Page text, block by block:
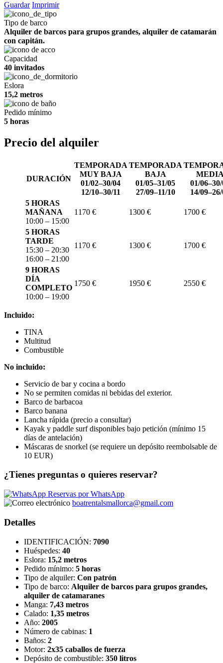
Guardar Imprimir
Tipo de barco
Alquiler de barcos para grupos grandes, alquiler de catamarán
con capitán.
Capacidad
40 invitados
Eslora
15,2 metros
Pedido mínimo
5 horas
Precio del alquiler
DURACIÓN
TEMPORADA
MUY BAJA
01/02–30/04
12/10–30/11
TEMPORADA
BAJA
01/05–31/05
27/09–11/10
01/
14/
5 HORAS
MAÑANA
10:00 – 15:00
1170 € 1300 € 1700 €
5 HORAS
TARDE
15:30 – 20:30
16:00 – 21:00
1170 € 1300 € 1700 €
9 HORAS
DÍA
COMPLETO
10:00 – 19:00
1750 € 1950 € 2550 €
Incluido:
TINA
Multitud
Combustible
No incluido:
Servicio de bar y cocina a bordo
No se permiten comidas ni bebidas del exterior.
Barco de barbacoa
Barco banana
Lancha rápida (precio a consultar)
Kayak y paddle surf disponibles bajo petición (mínimo 15
días de antelación)
Máscaras de snorkel (se requiere un depósito reembolsable de
10 EUR)
¿Tienes preguntas o quieres reservar?
Reservas por WhatsApp
boatrentalsmallorca@gmail.com
Detalles
IDENTIFICACIÓN: 7090
Huéspedes: 40
Eslora: 15,2 metros
Pedido mínimo: 5 horas
Tipo de alquiler: Con patrón
Tipo de barco: Alquiler de barcos para grupos grandes,
alquiler de catamaranes
Manga: 7,43 metros
Calado: 1,35 metros
Año: 2005
Número de cabinas: 1
Baños: 2
Motor: 2x35 caballos de fuerza
Depósito de combustible: 350 litros